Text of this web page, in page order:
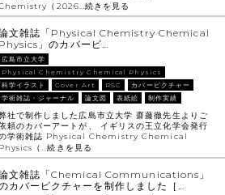
（2026…続きを見る
文雑誌「Physical Chemistry Chemical
Physics」のカバーピ…
広島市立大学
Physical Chemistry Chemical Physics
科学イラスト
Cover Art RSC
カバーピクチャー
学術雑誌・ジャーナル
論文図 表紙絵 制作実績
社で制作しました広島市立大学 齋藤徹先生よりご
頼のカバーアートが、 イギリスの王立化学会発行
学術雑誌 Physical Chemistry Chemical
Physics（…続きを見る
文雑誌「Chemical Communications」
カバーピクチャーを制作しました［…